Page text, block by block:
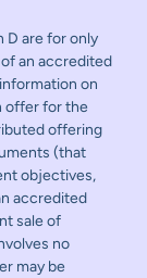
D are for only
an accredited
on
offer for the
offering
(that
objectives,
accredited
sale of
no
may be